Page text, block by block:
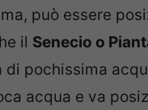
può essere
il Senecio o
di pochissima
acqua e va